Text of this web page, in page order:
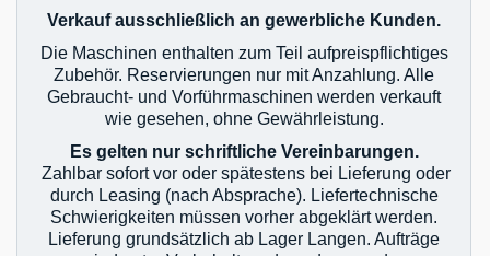
Verkauf ausschließlich an gewerbliche Kunden.
Die Maschinen enthalten zum Teil aufpreispflichtiges
Zubehör. Reservierungen nur mit Anzahlung. Alle
Gebraucht- und Vorführmaschinen werden verkauft
wie gesehen, ohne Gewährleistung.
Es gelten nur schriftliche Vereinbarungen.
Zahlbar sofort vor oder spätestens bei Lieferung oder
durch Leasing (nach Absprache). Liefertechnische
Schwierigkeiten müssen vorher abgeklärt werden.
Lieferung grundsätzlich ab Lager Langen. Aufträge